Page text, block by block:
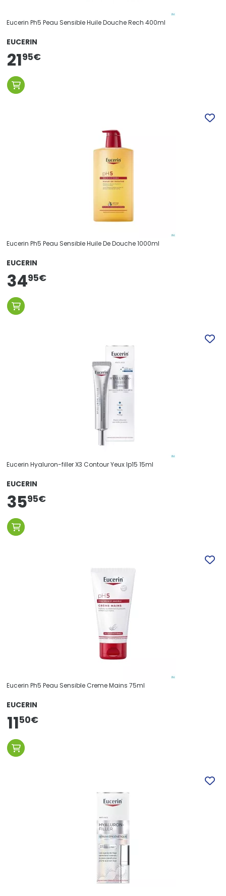
Eucerin Ph5 Peau Sensible Huile Douche Rech 400ml
EUCERIN
2195€
Eucerin Ph5 Peau Sensible Huile De Douche 1000ml
EUCERIN
3495€
Eucerin Hyaluron-filler X3 Contour Yeux Ip15 15ml
EUCERIN
3595€
Eucerin Ph5 Peau Sensible Creme Mains 75ml
EUCERIN
1150€